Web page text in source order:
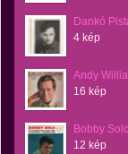
Dankó
4 kép
Andy
16 kép
Bobby Solo
12 kép